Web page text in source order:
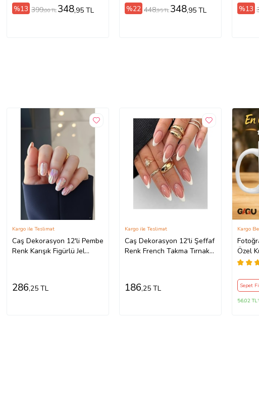
%13 399,00 TL 348,95 TL %22 448,95 TL 348,95 TL %13
Caş Dekorasyon 12'li Pembe
Renk Karışık Figürlü Jel
Kargo ile Teslimat
286,25 TL
Caş Dekorasyon 12'li Şeffaf
Renk French Takma Tırnak
Kargo ile Teslimat
186,25 TL
Özel
Anlamlı
Kargo
Sepet
56,02